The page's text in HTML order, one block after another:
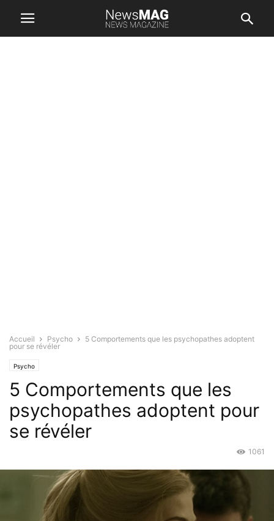
Accueil Psycho
5 Comportements que les psychopathes adoptent
pour se révéler
Psycho
5 Comportements que les
psychopathes adoptent pour
se révéler
1061